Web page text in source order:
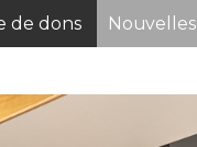
de dons Nouvelles